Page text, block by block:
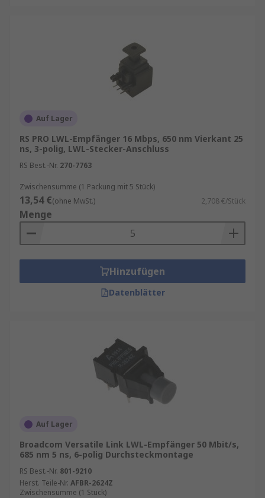
Auf Lager
RS PRO LWL-Empfänger 16 Mbps, 650 nm Vierkant 25
ns, 3-polig, LWL-Stecker-Anschluss
RS Best.-Nr. 270-7763
Zwischensumme (1 Packung mit 5 Stück)
13,54 €(ohne MwSt.) 2,708 €/Stück
Menge
Hinzufügen
Datenblätter
Auf Lager
Broadcom Versatile Link LWL-Empfänger 50 Mbit/s,
685 nm 5 ns, 6-polig Durchsteckmontage
RS Best.-Nr. 801-9210
Herst. Teile-Nr. AFBR-2624Z
Zwischensumme (1 Stück)